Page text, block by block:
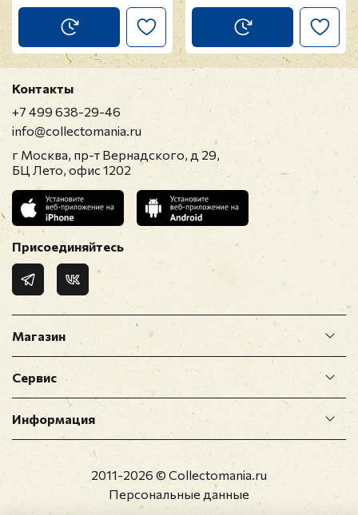
Магазин
Сервис
Информация
Контакты
+7 499 638-29-46
info@collectomania.ru
г Москва, пр-т Вернадского, д 29,
БЦ Лето, офис 1202
Присоединяйтесь
2011-2026 © Collectomania.ru
Персональные данные